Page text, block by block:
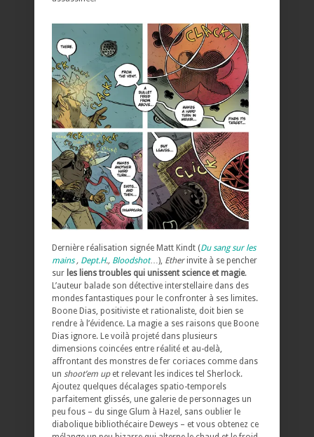
Dernière réalisation signée Matt Kindt (Du sang sur les
mains, Dept.H., Bloodshot…), Etherinvite à se pencher
sur les liens troubles qui unissent science et magie.
L’auteur balade son détective interstellaire dans des
mondes fantastiques pour le confronter à ses limites.
Boone Dias, positiviste et rationaliste, doit bien se
rendre à l’évidence. La magie a ses raisons que Boone
Dias ignore. Le voilà projeté dans plusieurs
dimensions coincées entre réalité et au-delà,
affrontant des monstres de fer coriaces comme dans
un shoot’em upet relevant les indices tel Sherlock.
Ajoutez quelques décalages spatio-temporels
parfaitement glissés, une galerie de personnages un
peu fous – du singe Glum à Hazel, sans oublier le
diabolique bibliothécaire Deweys – et vous obtenez ce